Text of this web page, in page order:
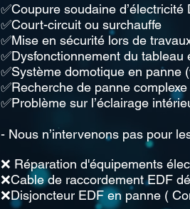
✅Coupure soudaine
✅Court-circuit ou surchauffe
✅Mise en sécurité lors de
✅Dysfonctionnement du tableau
✅Système domotique en panne
✅Recherche de panne complexe
✅Problème sur l’éclairage
- Nous n’intervenons pas pour
❌ Réparation d'équipements
❌Cable de raccordement EDF
❌Disjoncteur EDF en panne (